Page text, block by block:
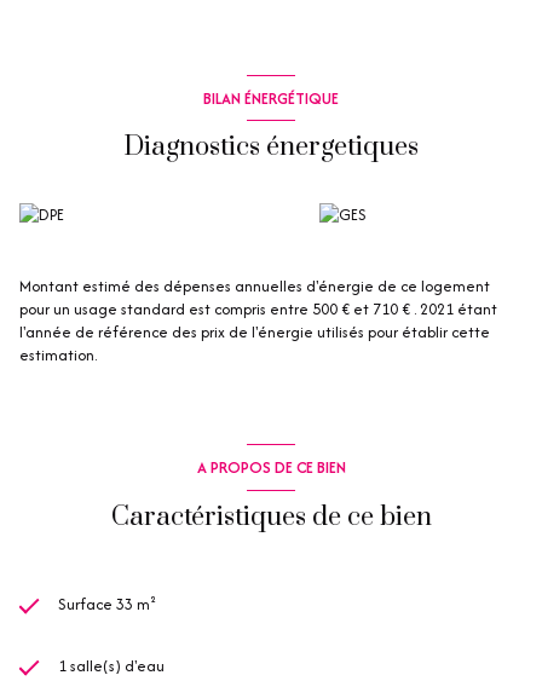
BILAN ÉNERGÉTIQUE
Diagnostics énergetiques
Montant estimé des dépenses annuelles d'énergie de ce logement
pour un usage standard est compris entre 500 € et 710 € . 2021 étant
l'année de référence des prix de l'énergie utilisés pour établir cette
estimation.
A PROPOS DE CE BIEN
Caractéristiques de ce bien
Surface 33 m²
1 salle(s) d'eau